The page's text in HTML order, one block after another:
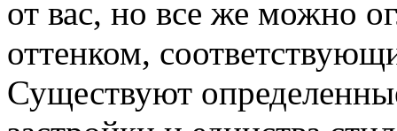
от вас, но все же можно
оттенком,
Существуют